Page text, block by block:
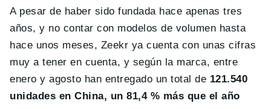
A pesar de haber sido fundada hace apenas tres
años, y no contar con modelos de volumen hasta
hace unos meses, Zeekr ya cuenta con unas cifras
muy a tener en cuenta, y según la marca, entre
enero y agosto han entregado un total de 121.540
unidades en China, un 81,4 % más que el año